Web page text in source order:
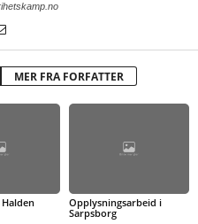
MER FRA FORFATTER
Opplysningsarbeid i
Sarpsborg